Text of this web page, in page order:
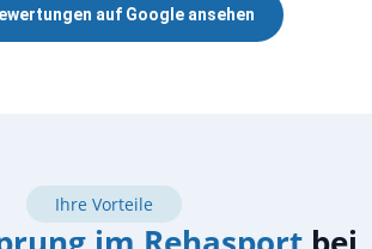
auf Google ansehen
Ihre Vorteile